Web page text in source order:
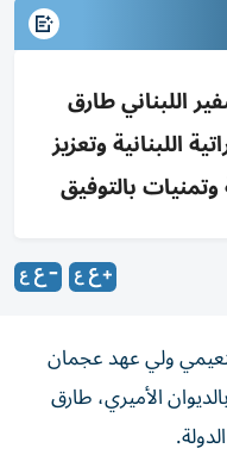
اللبناني طارق
اللبنانية وتعزيز
بالتوفيق
ولي عهد عجمان
الأميري، طارق